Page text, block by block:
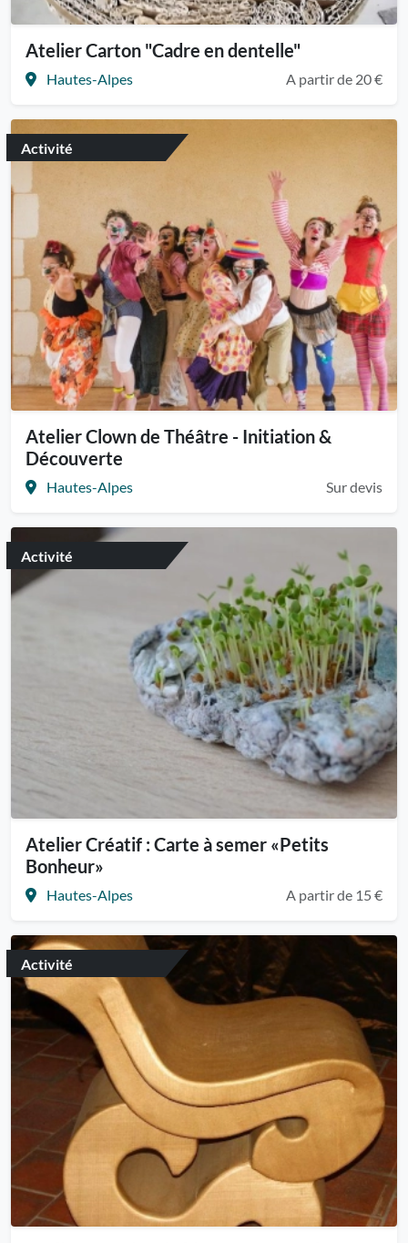
Atelier Carton "Cadre en dentelle"
Hautes-Alpes A partir de 20 €
Activité
Atelier Clown de Théâtre - Initiation &
Découverte
Hautes-Alpes Sur devis
Activité
Atelier Créatif : Carte à semer «Petits
Bonheur»
Hautes-Alpes A partir de 15 €
Activité